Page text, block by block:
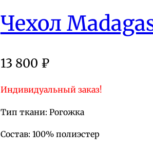
Чехол
13 800 ₽
Индивидуальный заказ!
Тип ткани: Рогожка
Состав: 100% полиэстер